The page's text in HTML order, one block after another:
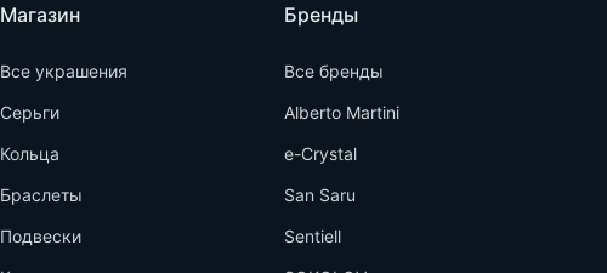
Магазин
Все украшения
Серьги
Кольца
Браслеты
Подвески
Бренды
Все бренды
Alberto Martini
e-Crystal
San Saru
Sentiell